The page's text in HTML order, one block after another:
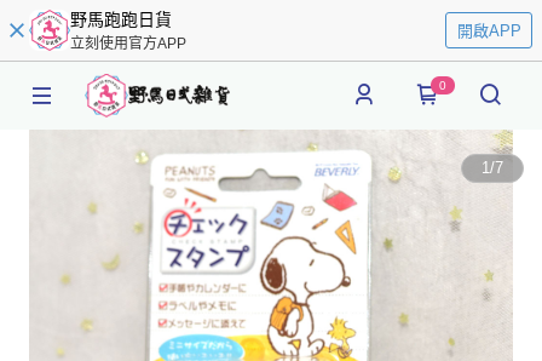
野馬跑跑日貨
立刻使用官方APP
開啟APP
0
1/7